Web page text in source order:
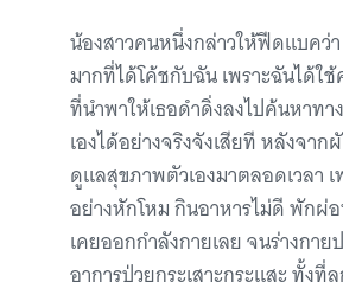
น้องสาวคนหนึ่งกล่าวให้ฟีดแบคว่
มากที่ได้โค้ชกับฉัน เพราะฉันได้ใช้
ที่นำพาให้เธอดำดิ่งลงไปค้นหาทา
เองได้อย่างจริงจังเสียที หลังจาก
ดูแลสุขภาพตัวเองมาตลอดเวลา เ
อย่างหักโหม กินอาหารไม่ดี พักผ่
เคยออกกำลังกายเลย จนร่างกาย